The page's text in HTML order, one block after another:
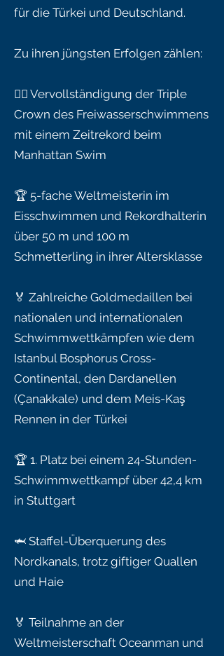
für die Türkei und Deutschland.
Zu ihren jüngsten Erfolgen zählen:
🏊‍♀ Vervollständigung der Triple
Crown des Freiwasserschwimmens
mit einem Zeitrekord beim
Manhattan Swim
🏆 5-fache Weltmeisterin im
Eisschwimmen und Rekordhalterin
über 50 m und 100 m
Schmetterling in ihrer Altersklasse
🏅 Zahlreiche Goldmedaillen bei
nationalen und internationalen
Schwimmwettkämpfen wie dem
Istanbul Bosphorus Cross-
Continental, den Dardanellen
(Çanakkale) und dem Meis-Kaş
Rennen in der Türkei
🏆 1. Platz bei einem 24-Stunden-
Schwimmwettkampf über 42,4 km
in Stuttgart
🦈 Staffel-Überquerung des
Nordkanals, trotz giftiger Quallen
und Haie
🏅 Teilnahme an der
Weltmeisterschaft Oceanman und